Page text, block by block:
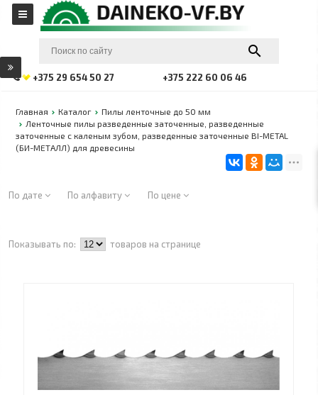
+375 29 654 50 27 +375 222 60 06 46
Главная Каталог
Пилы ленточные до 50 мм
Ленточные пилы разведенные заточенные, разведенные
заточенные с каленым зубом, разведенные заточенные BI-METAL
(БИ-МЕТАЛЛ) для древесины
По дате По алфавиту По цене
Показывать по: товаров на странице